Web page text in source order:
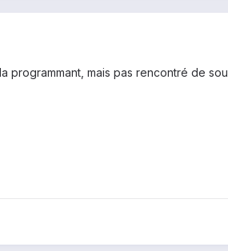
mais pas rencontré de